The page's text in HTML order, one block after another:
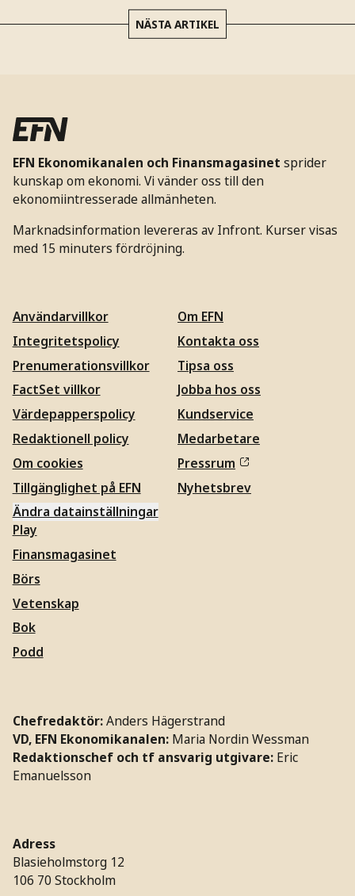
NÄSTA ARTIKEL
EFN Ekonomikanalen och Finansmagasinet sprider
kunskap om ekonomi. Vi vänder oss till den
ekonomiintresserade allmänheten.
Marknadsinformation levereras av Infront. Kurser visas
med 15 minuters fördröjning.
Användarvillkor
Integritetspolicy
Prenumerationsvillkor
FactSet villkor
Värdepapperspolicy
Redaktionell policy
Om cookies
Tillgänglighet på EFN
Ändra datainställningar
Om EFN
Kontakta oss
Tipsa oss
Jobba hos oss
Kundservice
Medarbetare
Pressrum
Nyhetsbrev
Play
Finansmagasinet
Börs
Vetenskap
Bok
Podd
Chefredaktör:Anders Hägerstrand
VD, EFN Ekonomikanalen: Maria Nordin Wessman
Redaktionschef och tf ansvarig utgivare: Eric
Emanuelsson
Adress
Blasieholmstorg 12
106 70 Stockholm